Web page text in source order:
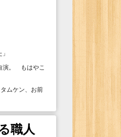
」
演。 もはやこ
ムケン、お前
職人